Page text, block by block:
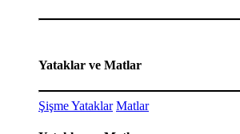
Yataklar ve Matlar
Şişme Yataklar Matlar